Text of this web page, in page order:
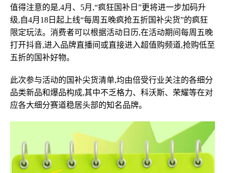
值得注意的是,4月、5月,“疯狂国补日”更将进一步加码升
级,自4月18日起上线“每周五晚疯抢五折国补尖货”的疯狂
限定玩法。消费者可以根据活动日历,在活动期间每周五晚
打开抖音,进入品牌直播间或直接进入超值购频道,抢购低至
五折的国补好物。
此次参与活动的国补尖货清单,均由倍受行业关注的各细分
品类新品和爆品构成,其中不乏格力、科沃斯、荣耀等在对
应各大细分赛道稳居头部的知名品牌。